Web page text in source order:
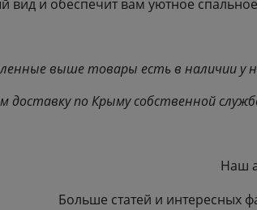
вид и обеспечит вам уютное
выше товары есть в наличии у
доставку по Крыму собственной
Наш
Больше статей и интересных